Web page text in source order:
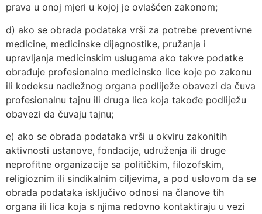
prava u onoj mjeri u kojoj je ovlašćen zakonom;
d) ako se obrada podataka vrši za potrebe preventivne
medicine, medicinske dijagnostike, pružanja i
upravljanja medicinskim uslugama ako takve podatke
obrađuje profesionalno medicinsko lice koje po zakonu
ili kodeksu nadležnog organa podliježe obavezi da čuva
profesionalnu tajnu ili druga lica koja takođe podliježu
obavezi da čuvaju tajnu;
e) ako se obrada podataka vrši u okviru zakonitih
aktivnosti ustanove, fondacije, udruženja ili druge
neprofitne organizacije sa političkim, filozofskim,
religioznim ili sindikalnim ciljevima, a pod uslovom da se
obrada podataka isključivo odnosi na članove tih
organa ili lica koja s njima redovno kontaktiraju u vezi